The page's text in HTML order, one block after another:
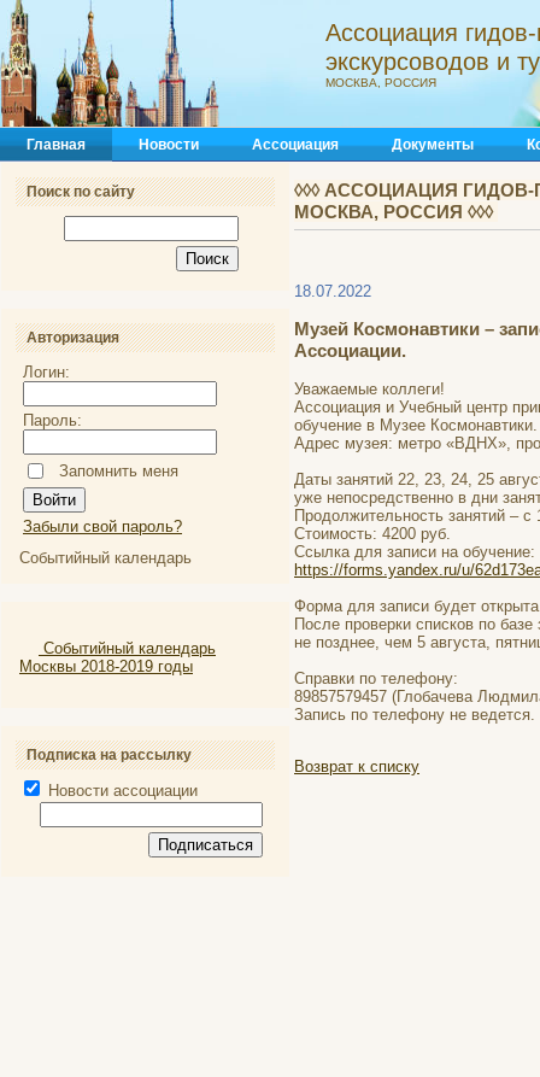
Ассоциация
экскурсоводов и
МОСКВА, РОССИЯ
Главная Новости Ассоциация Документы
Поиск по сайту
Авторизация
Логин:
Пароль:
Запомнить меня
Забыли свой пароль?
Событийный календарь
Событийный календарь
Москвы 2018-2019 годы
Подписка на рассылку
Новости ассоциации
◊◊◊ АССОЦИАЦИЯ
МОСКВА, РОССИЯ ◊◊◊
18.07.2022
Музей Космонавтики –
Ассоциации.
Уважаемые коллеги!
Ассоциация и Учебный центр
обучение в Музее Космонавтики.
Адрес музея: метро «ВДНХ»,
Даты занятий 22, 23, 24, 25
уже непосредственно в дни
Продолжительность занятий –
Стоимость: 4200 руб.
Ссылка для записи на обучение:
https://forms.yandex.ru/u/
Форма для записи будет
После проверки списков по
не позднее, чем 5 августа,
Справки по телефону:
89857579457 (Глобачева
Запись по телефону не ведется.
Возврат к списку